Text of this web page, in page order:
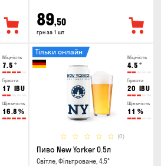
89,50
грн за 1 шт
Міцність
7.5 °
Гіркота
17 IBU
Щільність
16.8 %
Міцність
4.5 °
Гіркота
20 IBU
Щільність
11 %
(0)
Тільки онлайн
Пиво New Yorker 0.5л
Світле, Фільтроване, 4.5°